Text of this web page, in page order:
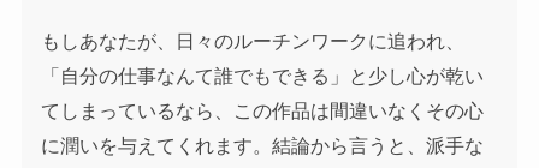
もしあなたが、日々のルーチンワークに追われ、
「自分の仕事なんて誰でもできる」と少し心が乾い
てしまっているなら、この作品は間違いなくその心
に潤いを与えてくれます。結論から言うと、派手な